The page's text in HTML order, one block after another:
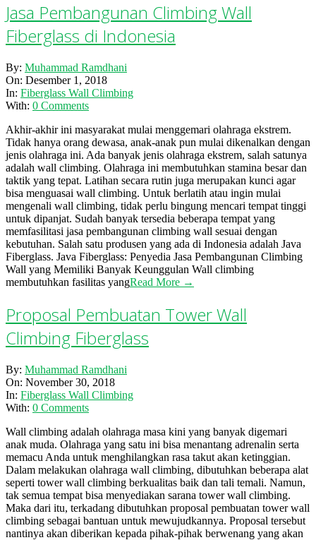
Jasa Pembangunan Climbing Wall
Fiberglass di Indonesia
2018-
12-
01
By: Muhammad Ramdhani
On: Desember 1, 2018
In: Fiberglass Wall Climbing
With: 0 Comments
Akhir-akhir ini masyarakat mulai menggemari olahraga ekstrem.
Tidak hanya orang dewasa, anak-anak pun mulai dikenalkan dengan
jenis olahraga ini. Ada banyak jenis olahraga ekstrem, salah satunya
adalah wall climbing. Olahraga ini membutuhkan stamina besar dan
taktik yang tepat. Latihan secara rutin juga merupakan kunci agar
bisa menguasai wall climbing. Untuk berlatih atau ingin mulai
mengenali wall climbing, tidak perlu bingung mencari tempat tinggi
untuk dipanjat. Sudah banyak tersedia beberapa tempat yang
memfasilitasi jasa pembangunan climbing wall sesuai dengan
kebutuhan. Salah satu produsen yang ada di Indonesia adalah Java
Fiberglass. Java Fiberglass: Penyedia Jasa Pembangunan Climbing
Wall yang Memiliki Banyak Keunggulan Wall climbing
membutuhkan fasilitas yangRead More →
Proposal Pembuatan Tower Wall
Climbing Fiberglass
2018-
11-
30
By: Muhammad Ramdhani
On: November 30, 2018
In: Fiberglass Wall Climbing
With: 0 Comments
Wall climbing adalah olahraga masa kini yang banyak digemari
anak muda. Olahraga yang satu ini bisa menantang adrenalin serta
memacu Anda untuk menghilangkan rasa takut akan ketinggian.
Dalam melakukan olahraga wall climbing, dibutuhkan beberapa alat
seperti tower wall climbing berkualitas baik dan tali temali. Namun,
tak semua tempat bisa menyediakan sarana tower wall climbing.
Maka dari itu, terkadang dibutuhkan proposal pembuatan tower wall
climbing sebagai bantuan untuk mewujudkannya. Proposal tersebut
nantinya akan diberikan kepada pihak-pihak berwenang yang akan